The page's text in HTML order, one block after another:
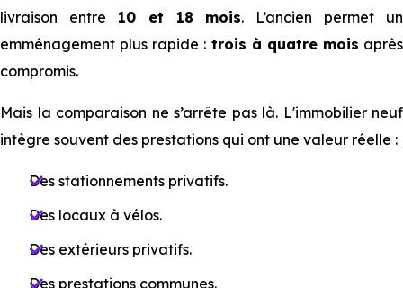
livraison entre 10 et 18 mois. L’ancien permet un
emménagement plus rapide : trois à quatre mois après
compromis.
Mais la comparaison ne s’arrête pas là. L'immobilier neuf
intègre souvent des prestations qui ont une valeur réelle :
Des stationnements privatifs.
Des locaux à vélos.
Des extérieurs privatifs.
Des prestations communes.